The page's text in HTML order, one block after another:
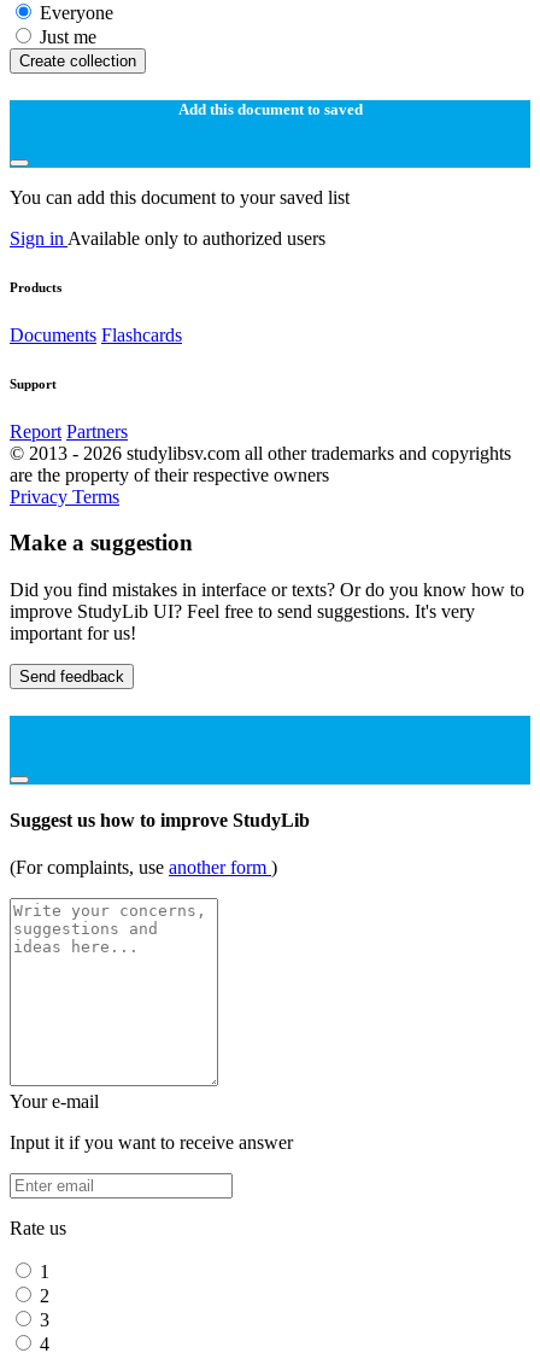
Everyone
Just me
Create collection
Add this document to saved
You can add this document to your saved list
Sign in Available only to authorized users
Products
Documents Flashcards
Support
Report Partners
© 2013 - 2026 studylibsv.com all other trademarks and copyrights
are the property of their respective owners
Privacy Terms
Make a suggestion
Did you find mistakes in interface or texts? Or do you know how to
improve StudyLib UI? Feel free to send suggestions. It's very
important for us!
Send feedback
Suggest us how to improve StudyLib
(For complaints, use another form )
Your e-mail
Input it if you want to receive answer
Rate us
1
2
3
4